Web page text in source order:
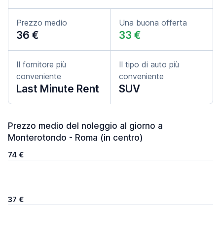
Prezzo medio
36 €
Una buona offerta
33 €
Il fornitore più
conveniente
Last Minute Rent
Il tipo di auto più
conveniente
SUV
Prezzo medio del noleggio al giorno a
Monterotondo - Roma (in centro)
74 €
37 €